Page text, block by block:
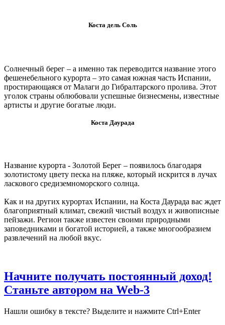
Коста дель Соль
Солнечный берег – а именно так переводится название этого
фешенебельного курорта – это самая южная часть Испании,
простирающаяся от Малаги до Гибралтарского пролива. Этот
уголок страны облюбовали успешные бизнесмены, известные
артисты и другие богатые люди.
Коста Даурада
Название курорта - Золотой Берег – появилось благодаря
золотистому цвету песка на пляже, который искрится в лучах
ласкового средиземноморского солнца.
Как и на других курортах Испании, на Коста Даурада вас ждет
благоприятный климат, свежий чистый воздух и живописные
пейзажи. Регион также известен своими природными
заповедниками и богатой историей, а также многообразием
развлечений на любой вкус.
Начните получать постоянный доход!
Станьте автором на Web-3
Нашли ошибку в тексте? Выделите и нажмите Ctrl+Enter